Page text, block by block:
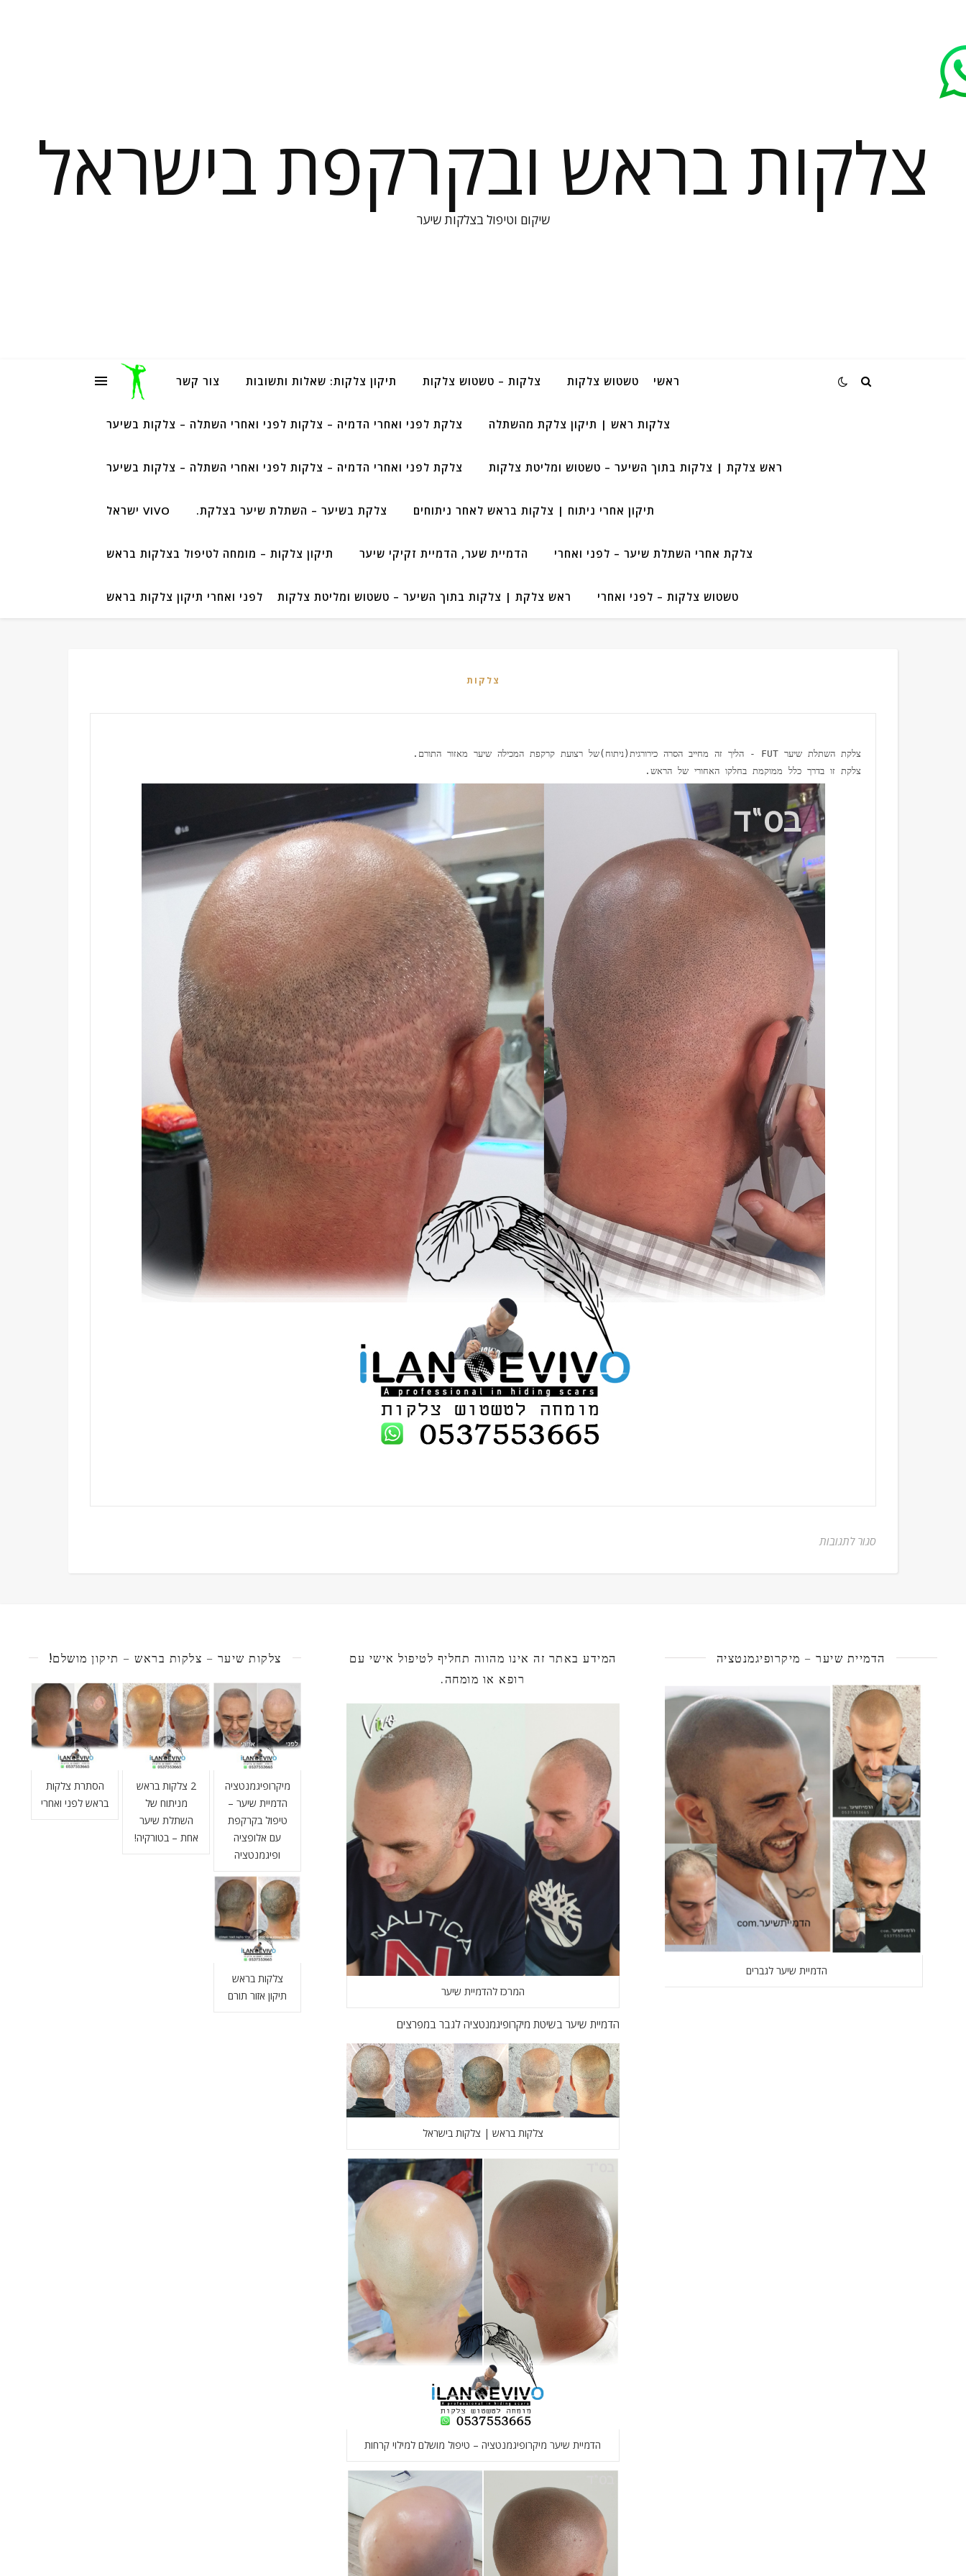
צלקות בראש ובקרקפת בישראל
שיקום וטיפול בצלקות שיער
ראשי טשטוש צלקות צלקות – טשטוש צלקות תיקון צלקות: שאלות ותשובות צור קשר
צלקות ראש | תיקון צלקת מהשתלה צלקת לפני ואחרי הדמיה – צלקות לפני ואחרי השתלה – צלקות בשיער
ראש צלקת | צלקות בתוך השיער – טשטוש ומליטת צלקות צלקת לפני ואחרי הדמיה – צלקות לפני ואחרי השתלה – צלקות בשיער
תיקון אחרי ניתוח | צלקות בראש לאחר ניתוחים צלקת בשיער – השתלת שיער בצלקת. VIVO ישראל
צלקת אחרי השתלת שיער – לפני ואחרי הדמיית שער, הדמיית זקיקי שיער תיקון צלקות – מומחה לטיפול בצלקות בראש
טשטוש צלקות – לפני ואחרי ראש צלקת | צלקות בתוך השיער – טשטוש ומליטת צלקות לפני ואחרי תיקון צלקות בראש
צלקות
צלקת זו בדרך כלל ממוקמת בחלקו האחורי של הראש.
סגור לתגובות
צלקות שיער – צלקות בראש – תיקון מושלם!
מיקרופיגמנטציה
הדמיית שיער –
טיפול בקרקפת
עם אלופציה
ופיגמנטציה
2 צלקות בראש
מניתוח של
השתלת שיער
אחת – בטורקיה!
הסתרת צלקות
בראש לפני ואחרי
צלקות בראש
תיקון אזור תורם
המידע באתר זה אינו מהווה תחליף לטיפול אישי עם
רופא או מומחה.
המרכז להדמיית שיער
הדמיית שיער בשיטת מיקרופיגמנטציה לגבר במפרצים
צלקות בראש | צלקות בישראל
הדמיית שיער מיקרופיגמנטציה – טיפול מושלם למילוי קרחות
הדמיית שיער – מיקרופיגמנטציה
הדמיית שיער לגברים